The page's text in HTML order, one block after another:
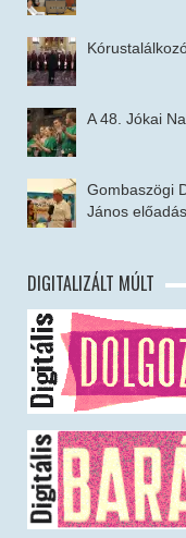
A 48. Jókai
Gombaszögi
János
DIGITALIZÁLT MÚLT